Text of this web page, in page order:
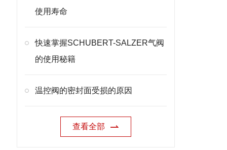
使用寿命
快速掌握SCHUBERT-SALZER气阀
的使用秘籍
温控阀的密封面受损的原因
查看全部